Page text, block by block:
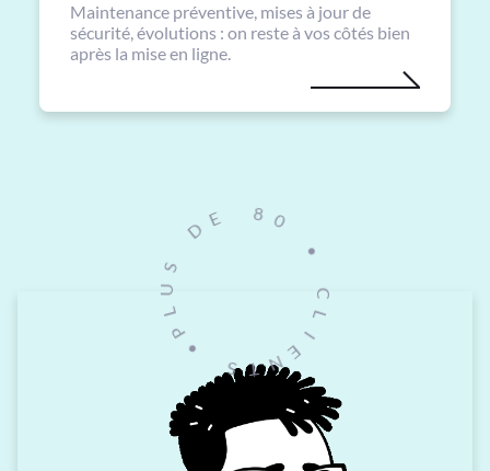
Maintenance préventive, mises à jour de
sécurité, évolutions : on reste à vos côtés bien
après la mise en ligne.
L
U
S
D
E
8 •
C
I
E
N
T
S
•